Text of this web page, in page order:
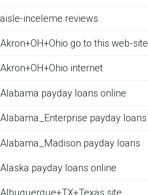
aisle-inceleme reviews
Akron+OH+Ohio go to this web-site
Akron+OH+Ohio internet
Alabama payday loans online
Alabama_Enterprise payday loans
Alabama_Madison payday loans
Alaska payday loans online